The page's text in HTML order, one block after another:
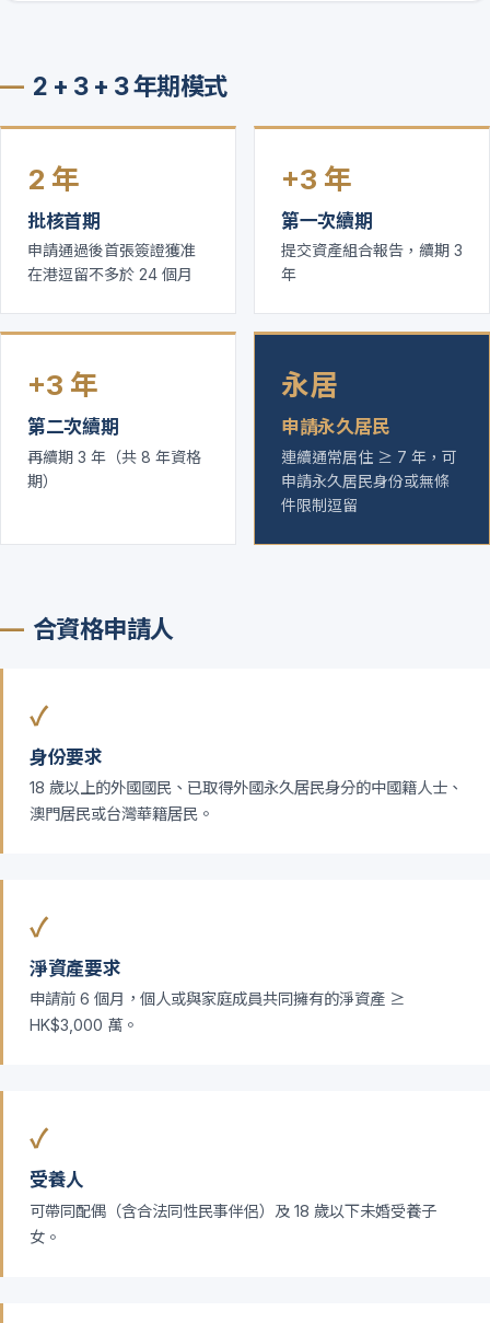
2 + 3 + 3 年期模式
2 年
批核首期
申請通過後首張簽證獲准
在港逗留不多於 24 個月
+3 年
第一次續期
提交資產組合報告，續期 3
年
+3 年
第二次續期
再續期 3 年（共 8 年資格
期）
永居
申請永久居民
連續通常居住 ≥ 7 年，可
申請永久居民身份或無條
件限制逗留
合資格申請人
✓
身份要求
18 歲以上的外國國民、已取得外國永久居民身分的中國籍人士、
澳門居民或台灣華籍居民。
✓
淨資產要求
申請前 6 個月，個人或與家庭成員共同擁有的淨資產 ≥
HK$3,000 萬。
✓
受養人
可帶同配偶（含合法同性民事伴侶）及 18 歲以下未婚受養子
女。